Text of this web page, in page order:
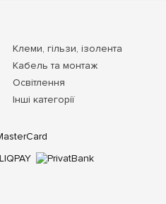
Клеми, гільзи, ізолента
Кабель та монтаж
Освітлення
Інші категорії